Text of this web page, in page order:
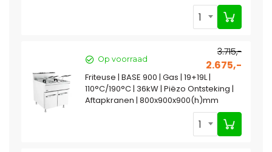
1
Op voorraad
3.715,-
2.675,-
Friteuse | BASE 900 | Gas | 19+19L |
110°C/190°C | 36kW | Piëzo Ontsteking |
Aftapkranen | 800x900x900(h)mm
1